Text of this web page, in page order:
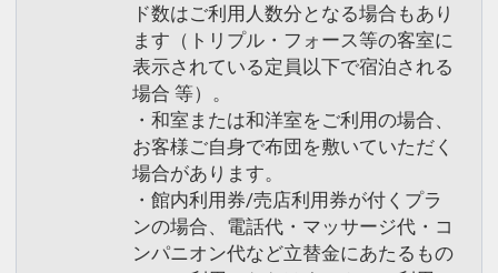
ド数はご利用人数分となる場合もあり
ます（トリプル・フォース等の客室に
表示されている定員以下で宿泊される
場合 等）。
・和室または和洋室をご利用の場合、
お客様ご自身で布団を敷いていただく
場合があります。
・館内利用券/売店利用券が付くプラ
ンの場合、電話代・マッサージ代・コ
ンパニオン代など立替金にあたるもの